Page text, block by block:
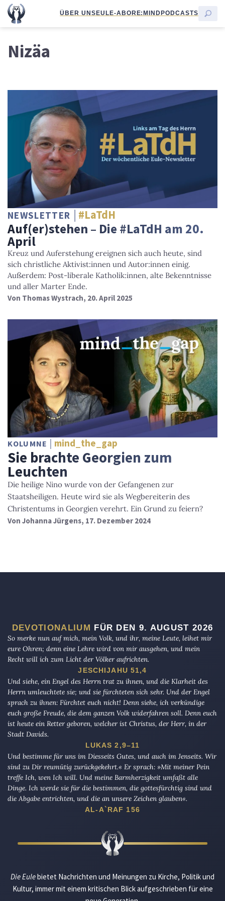
ÜBER UNSEULE-ABORE:MINDPODCASTS
Nizäa
NEWSLETTER #LaTdH
Auf(er)stehen – Die #LaTdH am 20.
April
Kreuz und Auferstehung ereignen sich auch heute, sind
sich christliche Aktivist:innen und Autor:innen einig.
Außerdem: Post-liberale Katholik:innen, alte Bekenntnisse
und aller Marter Ende.
Von Thomas Wystrach, 20. April 2025
KOLUMNE mind_the_gap
Sie brachte Georgien zum
Leuchten
Die heilige Nino wurde von der Gefangenen zur
Staatsheiligen. Heute wird sie als Wegbereiterin des
Christentums in Georgien verehrt. Ein Grund zu feiern?
Von Johanna Jürgens, 17. Dezember 2024
DEVOTIONALIUM FÜR DEN 9. AUGUST 2026
So merke nun auf mich, mein Volk, und ihr, meine Leute, leihet mir
eure Ohren; denn eine Lehre wird von mir ausgehen, und mein
Recht will ich zum Licht der Völker aufrichten.
JESCHIJAHU 51,4
Und siehe, ein Engel des Herrn trat zu ihnen, und die Klarheit des
Herrn umleuchtete sie; und sie fürchteten sich sehr. Und der Engel
sprach zu ihnen: Fürchtet euch nicht! Denn siehe, ich verkündige
euch große Freude, die dem ganzen Volk widerfahren soll. Denn euch
ist heute ein Retter geboren, welcher ist Christus, der Herr, in der
Stadt Davids.
LUKAS 2,9–11
Und bestimme für uns im Diesseits Gutes, und auch im Jenseits. Wir
sind zu Dir reumütig zurückgekehrt.« Er sprach: »Mit meiner Pein
treffe Ich, wen Ich will. Und meine Barmherzigkeit umfaßt alle
Dinge. Ich werde sie für die bestimmen, die gottesfürchtig sind und
die Abgabe entrichten, und die an unsere Zeichen glauben«.
AL-A`RAF 156
Die Eulebietet Nachrichten und Meinungen zu Kirche, Politik und
Kultur, immer mit einem kritischen Blick aufgeschrieben für eine